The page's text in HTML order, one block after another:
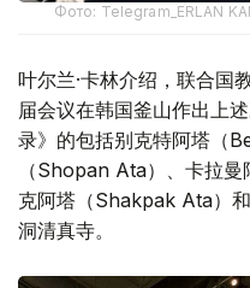
Фото: Telegram_ERLAN
叶尔兰·卡林介绍，联合国
届会议在韩国釜山作出上
录》的包括别克特阿塔（
（Shopan Ata）、卡拉
克阿塔（Shakpak Ata）
洞清真寺。